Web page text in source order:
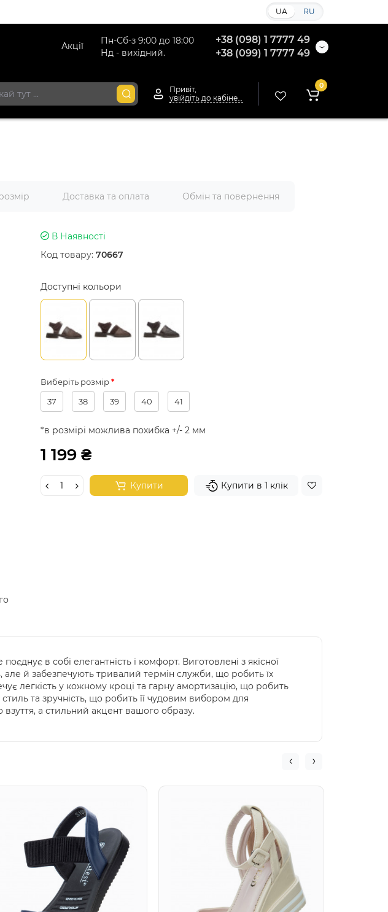
UA RU
Пн-Сб-з 9:00 до 18:00
Нд - вихідний.
+38 (098) 1 7777 49
+38 (099) 1 7777 49
Акції
Привіт,
0
Доставка та оплата Обмін та повернення
В Наявності
Код товару: 70667
Доступні кольори
Виберіть розмір
37
38 39 40 41
*в розмірі можлива похибка +/- 2 мм
1 199 ₴
Купити Купити в 1 клік
в собі елегантність і комфорт. Виготовлені з якісної
але й забезпечують тривалий термін служби, що робить їх
легкість у кожному кроці та гарну амортизацію, що робить
та зручність, що робить її чудовим вибором для
а стильний акцент вашого образу.